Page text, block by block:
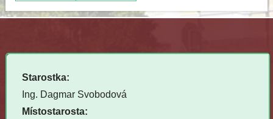
Starostka:
Ing. Dagmar Svobodová
Místostarosta: